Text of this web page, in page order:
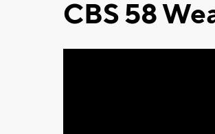
CBS 58